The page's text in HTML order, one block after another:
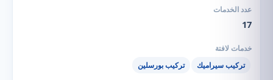
17
تركيب سيراميك تركيب بورسلين